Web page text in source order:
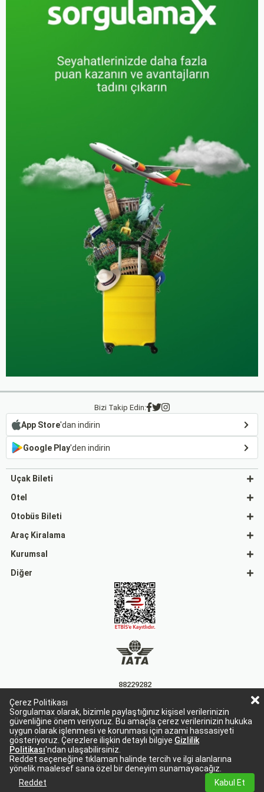
Çerez Politikası
Sorgulamax olarak, bizimle paylaştığınız kişisel verilerinizin
güvenliğine önem veriyoruz. Bu amaçla çerez verilerinizin hukuka
uygun olarak işlenmesi ve korunması için azami hassasiyeti
gösteriyoruz. Çerezlere ilişkin detaylı bilgiye Gizlilik
Politikası'ndan ulaşabilirsiniz.
Reddet seçeneğine tıklaman halinde tercih ve ilgi alanlarına
yönelik maalesef sana özel bir deneyim sunamayacağız.
Reddet
Kabul Et
Bizi Takip Edin:
App Store'dan indirin
Google Play'den indirin
Uçak Bileti
Otel
Otobüs Bileti
Araç Kiralama
Kurumsal
Diğer
88229282
15863
Sorgulamax Turizim, TURSAB Belge No: 15863